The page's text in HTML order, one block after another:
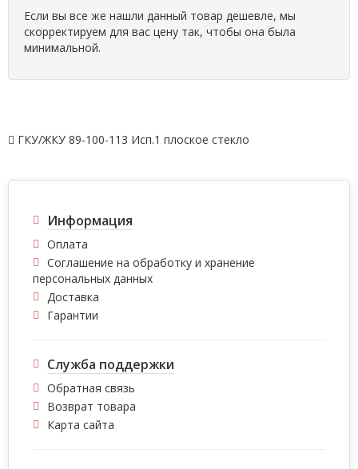
Если вы все же нашли данный товар дешевле, мы
скорректируем для вас цену так, чтобы она была
минимальной.
ГКУ/ЖКУ 89-100-113 Исп.1 плоское стекло
Информация
Оплата
Соглашение на обработку и хранение
персональных данных
Доставка
Гарантии
Служба поддержки
Обратная связь
Возврат товара
Карта сайта